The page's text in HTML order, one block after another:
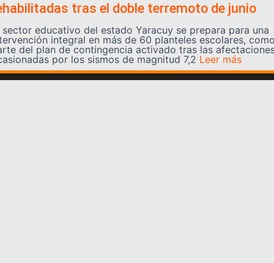
tras el doble terremoto de junio
sector educativo del estado Yaracuy se prepara para una
integral en más de 60 planteles escolares,
del plan de contingencia activado tras las
por los sismos de magnitud 7,2 Leer más